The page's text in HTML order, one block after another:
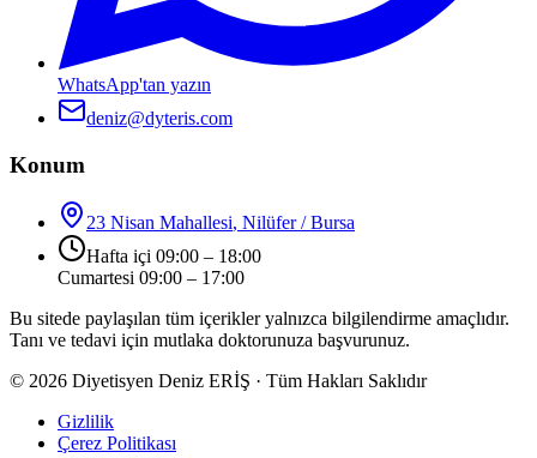
WhatsApp'tan yazın
deniz@dyteris.com
Konum
23 Nisan Mahallesi, Nilüfer/Bursa
Hafta içi 09:00 – 18:00
Cumartesi 09:00 – 17:00
Bu sitede paylaşılan tüm içerikler yalnızca bilgilendirme amaçlıdır.
Tanı ve tedavi için mutlaka doktorunuza başvurunuz.
© 2026 Diyetisyen Deniz ERİŞ · Tüm Hakları Saklıdır
Gizlilik
Çerez Politikası